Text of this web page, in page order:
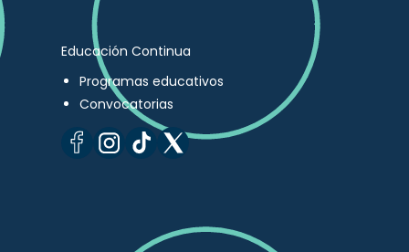
Educación Continua
Programas educativos
Convocatorias